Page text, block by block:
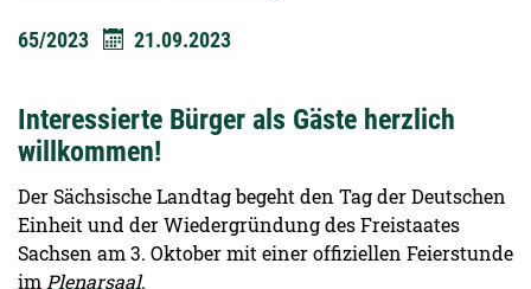
65/2023 21.09.2023
Interessierte Bürger als Gäste herzlich
willkommen!
Der Sächsische Landtag begeht den Tag der Deutschen
Einheit und der Wiedergründung des Freistaates
Sachsen am 3. Oktober mit einer offiziellen Feierstunde
im Plenarsaal.